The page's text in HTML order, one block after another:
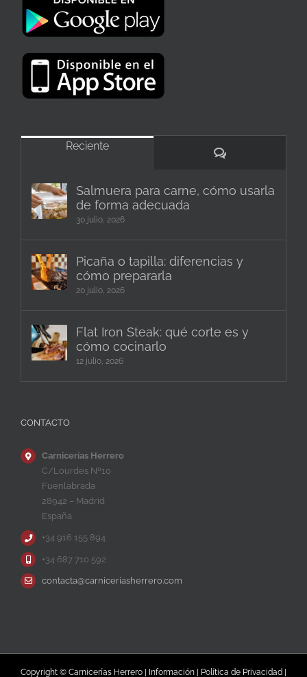
Reciente
Comentarios
Salmuera para carne, cómo usarla
de forma adecuada
30 julio, 2026
Picaña o tapilla: diferencias y
cómo prepararla
20 julio, 2026
Flat Iron Steak: qué corte es y
cómo cocinarlo
12 julio, 2026
CONTACTO
Carnicerías Herrero
C/Lourdes Nº10
Fuenlabrada
28942 – Madrid
España
+34 916 155 894
+34 687 710 592
contacta@carniceriasherrero.com
Copyright © Carnicerías Herrero | Información Política de Privacidad